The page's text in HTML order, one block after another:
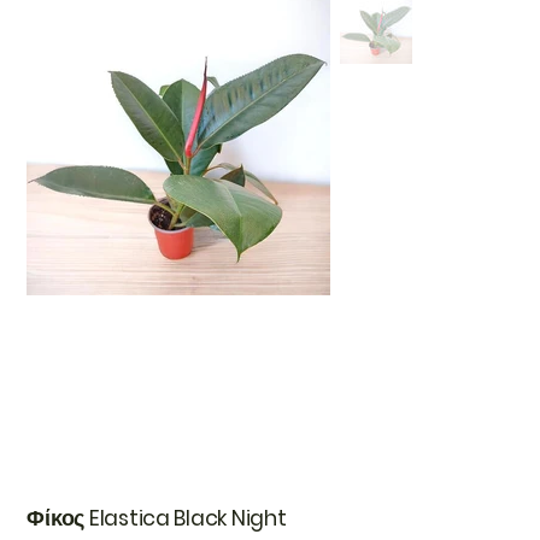
Φίκος Elastica Black Night